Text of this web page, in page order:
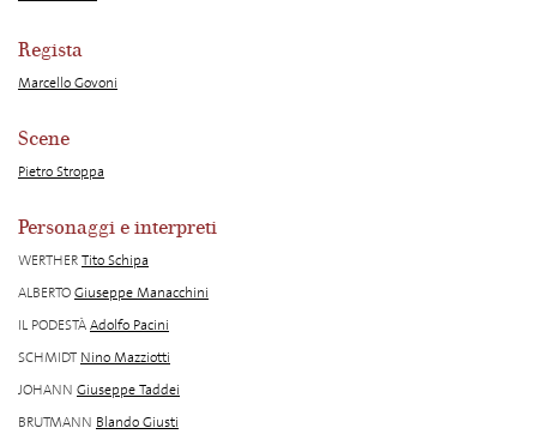
Regista
Marcello Govoni
Scene
Pietro Stroppa
Personaggi e interpreti
WERTHERTito Schipa
ALBERTOGiuseppe Manacchini
IL PODESTÀAdolfo Pacini
SCHMIDT Nino Mazziotti
JOHANN Giuseppe Taddei
BRUTMANN Blando Giusti